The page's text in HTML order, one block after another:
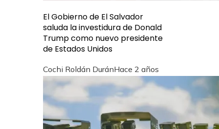
El Gobierno de El Salvador
saluda la investidura de Donald
Trump como nuevo presidente
de Estados Unidos
Cochi Roldán DuránHace 2 años